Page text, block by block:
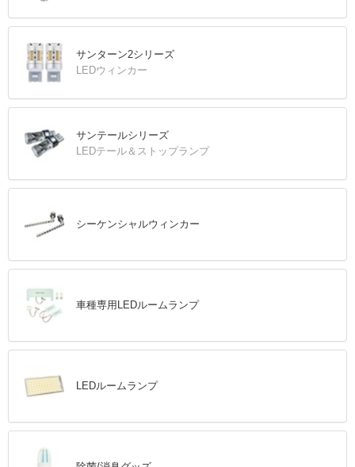
サンターン2シリーズ
LEDウィンカー
サンテールシリーズ
LEDテール＆ストップランプ
シーケンシャルウィンカー
車種専用LEDルームランプ
LEDルームランプ